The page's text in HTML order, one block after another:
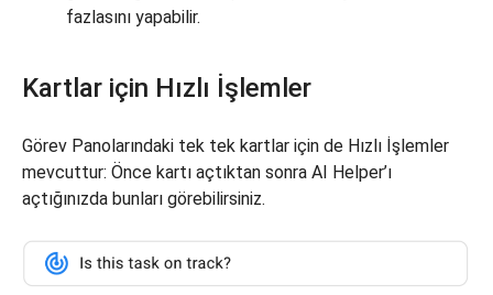
fazlasını yapabilir.
Kartlar için Hızlı İşlemler
Görev Panolarındaki tek tek kartlar için de Hızlı İşlemler
mevcuttur: Önce kartı açtıktan sonra AI Helper’ı
açtığınızda bunları görebilirsiniz.